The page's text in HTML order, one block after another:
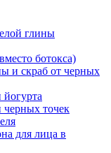
глины
ботокса)
и скраб от черных
точек
для лица в